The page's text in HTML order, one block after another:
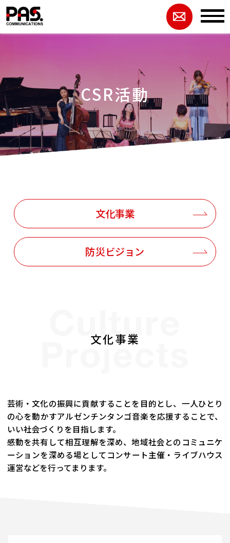
CSR活動
文化事業
防災ビジョン
文化事業
芸術・文化の振興に貢献することを目的とし、 一人ひとり
の心を動かすアルゼンチンタンゴ音楽を応援することで、
いい社会づくりを目指します。
感動を共有して相互理解を深め、地域社会とのコミュニケ
ーションを深める場としてコンサート主催・ライブハウス
運営などを行ってまります。